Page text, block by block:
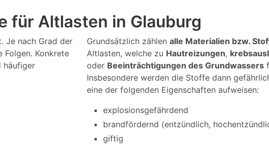
für Altlasten in Glauburg
Je nach Grad der
Folgen. Konkrete
häufiger
Grundsätzlich zählen alle Materialien bzw.
Altlasten, welche zu Hautreizungen,
oder Beeinträchtigungen des Grundwassers
Insbesondere werden die Stoffe dann
eine der folgenden Eigenschaften aufweisen:
explosionsgefährdend
brandfördernd (entzündlich,
giftig